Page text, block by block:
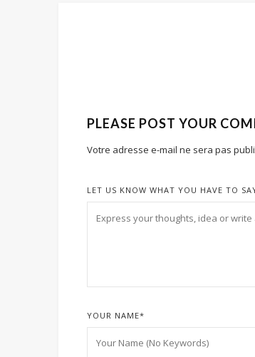
PLEASE POST YOUR
Votre adresse e-mail ne sera pas
LET US KNOW WHAT YOU HAVE TO
YOUR NAME*